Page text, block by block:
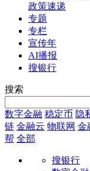
政策速递
专题
专栏
宣传年
AI播报
搜银行
搜索
数字金融 稳定币 隐
链 金融云 物联网 金
帮 全部
搜银行